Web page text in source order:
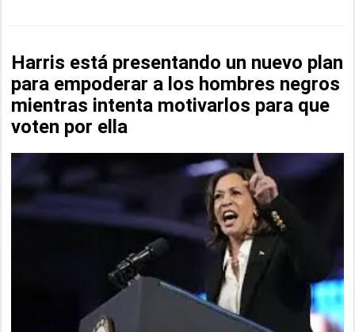
Harris está presentando un nuevo plan
para empoderar a los hombres negros
mientras intenta motivarlos para que
voten por ella